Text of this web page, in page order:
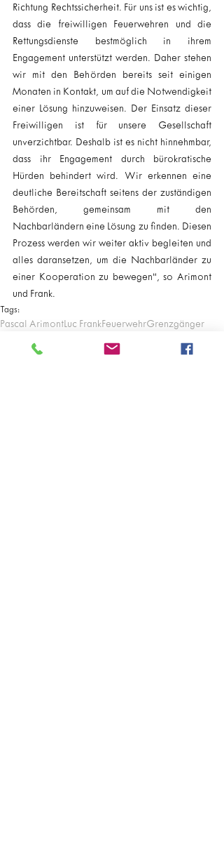
Richtung Rechtssicherheit. Für uns ist es wichtig,
dass die freiwilligen Feuerwehren und die
Rettungsdienste bestmöglich in ihrem
Engagement unterstützt werden. Daher stehen
wir mit den Behörden bereits seit einigen
Monaten in Kontakt, um auf die Notwendigkeit
einer Lösung hinzuweisen. Der Einsatz dieser
Freiwilligen ist für unsere Gesellschaft
unverzichtbar. Deshalb ist es nicht hinnehmbar,
dass ihr Engagement durch bürokratische
Hürden behindert wird. Wir erkennen eine
deutliche Bereitschaft seitens der zuständigen
Behörden, gemeinsam mit den
Nachbarländern eine Lösung zu finden. Diesen
Prozess werden wir weiter aktiv begleiten und
alles daransetzen, um die Nachbarländer zu
einer Kooperation zu bewegen“, so Arimont
und Frank.
Tags:
Pascal ArimontLuc FrankFeuerwehrGrenzgänger